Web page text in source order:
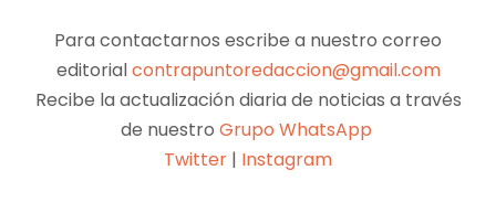
Para contactarnos escribe a nuestro correo
editorialcontrapuntoredaccion@gmail.com
Recibe la actualización diaria de noticias a través
de nuestro Grupo WhatsApp
Twitter | Instagram